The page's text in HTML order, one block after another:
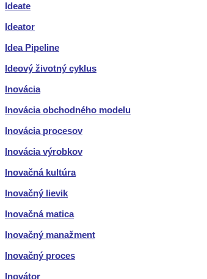
Ideate
Ideator
Idea Pipeline
Ideový životný cyklus
Inovácia
Inovácia obchodného modelu
Inovácia procesov
Inovácia výrobkov
Inovačná kultúra
Inovačný lievik
Inovačná matica
Inovačný manažment
Inovačný proces
Inovátor